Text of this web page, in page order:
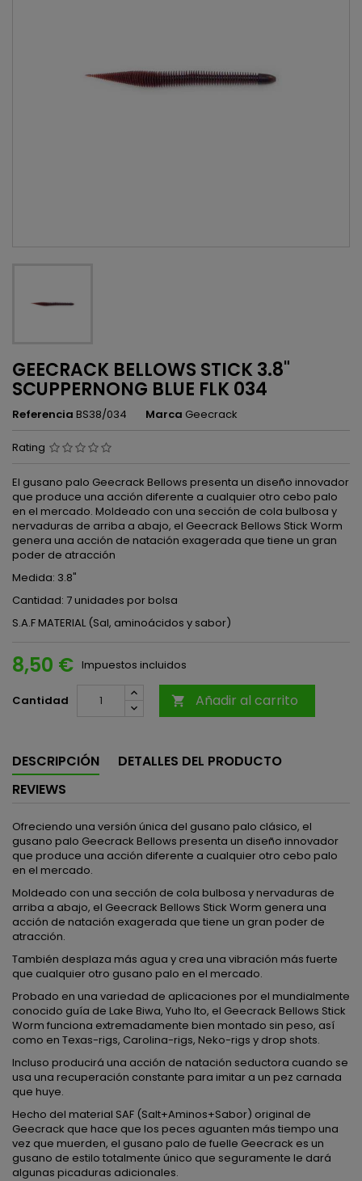
GEECRACK BELLOWS STICK 3.8"
SCUPPERNONG BLUE FLK 034
Referencia BS38/034 Marca Geecrack
Rating
El gusano palo Geecrack Bellows presenta un diseño innovador
que produce una acción diferente a cualquier otro cebo palo
en el mercado. Moldeado con una sección de cola bulbosa y
nervaduras de arriba a abajo, el Geecrack Bellows Stick Worm
genera una acción de natación exagerada que tiene un gran
poder de atracción
Medida: 3.8"
Cantidad: 7 unidades por bolsa
S.A.F MATERIAL (Sal, aminoácidos y sabor)
8,50 € Impuestos incluidos
Cantidad  Añadir al carrito
DESCRIPCIÓN
DETALLES DEL PRODUCTO
REVIEWS
Ofreciendo una versión única del gusano palo clásico, el
gusano palo Geecrack Bellows presenta un diseño innovador
que produce una acción diferente a cualquier otro cebo palo
en el mercado.
Moldeado con una sección de cola bulbosa y nervaduras de
arriba a abajo, el Geecrack Bellows Stick Worm genera una
acción de natación exagerada que tiene un gran poder de
atracción.
También desplaza más agua y crea una vibración más fuerte
que cualquier otro gusano palo en el mercado.
Probado en una variedad de aplicaciones por el mundialmente
conocido guía de Lake Biwa, Yuho Ito, el Geecrack Bellows Stick
Worm funciona extremadamente bien montado sin peso, así
como en Texas-rigs, Carolina-rigs, Neko-rigs y drop shots.
Incluso producirá una acción de natación seductora cuando se
usa una recuperación constante para imitar a un pez carnada
que huye.
Hecho del material SAF (Salt+Aminos+Sabor) original de
Geecrack que hace que los peces aguanten más tiempo una
vez que muerden, el gusano palo de fuelle Geecrack es un
gusano de estilo totalmente único que seguramente le dará
algunas picaduras adicionales.